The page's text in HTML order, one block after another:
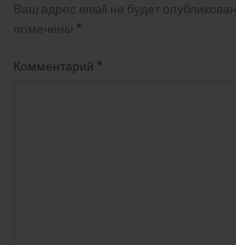
Ваш адрес email не будет опубликован.
помечены *
Комментарий *